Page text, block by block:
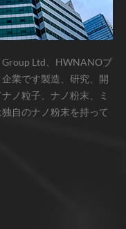
Ltd、HWNANOブ
業です製造、研究、開
ノ粒子、ナノ粉末、ミ
自のナノ粉末を持って
子 、 銅ナノ粒子 、 炭